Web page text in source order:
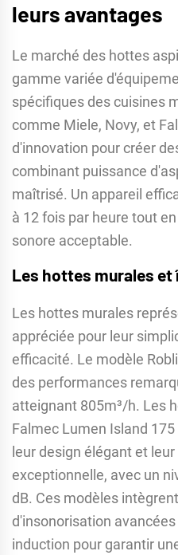
leurs avantages
Le marché des hottes
gamme variée
spécifiques des cuisines
comme Miele, Novy, et
d'innovation pour créer
combinant puissance
maîtrisé. Un appareil
à 12 fois par heure tout
sonore acceptable.
Les hottes murales et
Les hottes murales
appréciée pour leur
efficacité. Le modèle
des performances
atteignant 805m³/h. Les
Falmec Lumen Island
leur design élégant et
exceptionnelle, avec un
dB. Ces modèles
d'insonorisation
induction pour garantir